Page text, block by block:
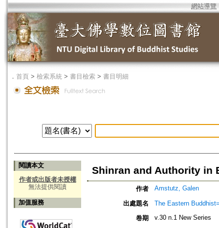
網站導覽
． 首頁 > 檢索系統 > 書目檢索 > 書目明細
閱讀本文
作者或出版者未授權
無法提供閱讀
加值服務
Shinran and Authority in
作者 Amstutz, Galen
出處題名
The Eastern
卷期
v.30 n.1 New Series